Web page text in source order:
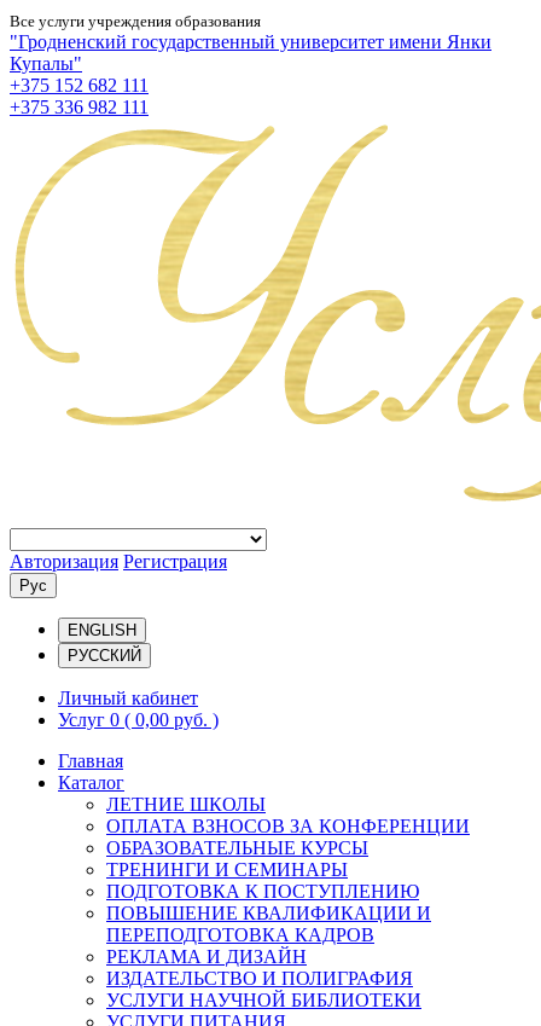
Все услуги учреждения образования
"Гродненский государственный университет имени Янки
Купалы"
+375 152 682 111
+375 336 982 111
Авторизация Регистрация
Рус
ENGLISH
РУССКИЙ
Личный кабинет
Услуг 0 ( 0,00 руб. )
Главная
Каталог
ЛЕТНИЕ ШКОЛЫ
ОПЛАТА ВЗНОСОВ ЗА КОНФЕРЕНЦИИ
ОБРАЗОВАТЕЛЬНЫЕ КУРСЫ
ТРЕНИНГИ И СЕМИНАРЫ
ПОДГОТОВКА К ПОСТУПЛЕНИЮ
ПОВЫШЕНИЕ КВАЛИФИКАЦИИ И
ПЕРЕПОДГОТОВКА КАДРОВ
РЕКЛАМА И ДИЗАЙН
ИЗДАТЕЛЬСТВО И ПОЛИГРАФИЯ
УСЛУГИ НАУЧНОЙ БИБЛИОТЕКИ
УСЛУГИ ПИТАНИЯ